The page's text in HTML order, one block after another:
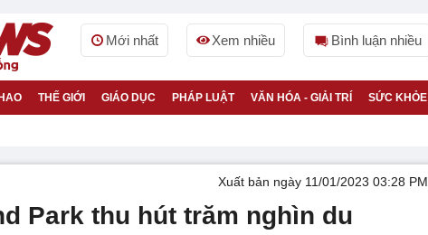
Mới nhất Xem nhiều Bình luận nhiều
THẾ GIỚI GIÁO DỤC PHÁP LUẬT VĂN HÓA - GIẢI TRÍ SỨC KHỎE
Xuất bản ngày 11/01/2023 03:28 PM
Park thu hút trăm nghìn du